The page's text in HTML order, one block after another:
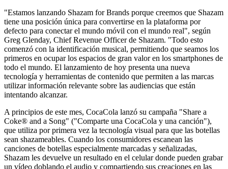
"Estamos lanzando Shazam for Brands porque creemos que Shazam
tiene una posición única para convertirse en la plataforma por
defecto para conectar el mundo móvil con el mundo real", según
Greg Glenday, Chief Revenue Officer de Shazam. "Todo esto
comenzó con la identificación musical, permitiendo que seamos los
primeros en ocupar los espacios de gran valor en los smartphones de
todo el mundo. El lanzamiento de hoy presenta una nueva
tecnología y herramientas de contenido que permiten a las marcas
utilizar información relevante sobre las audiencias que están
intentando alcanzar.
A principios de este mes, Coca­Cola lanzó su campaña "Share a
Coke® and a Song" ("Comparte una Coca­Cola y una canción"),
que utiliza por primera vez la tecnología visual para que las botellas
sean shazameables. Cuando los consumidores escanean las
canciones de botellas especialmente marcadas y señalizadas,
Shazam les devuelve un resultado en el celular donde pueden grabar
un vídeo doblando el audio y compartiendo sus creaciones en las